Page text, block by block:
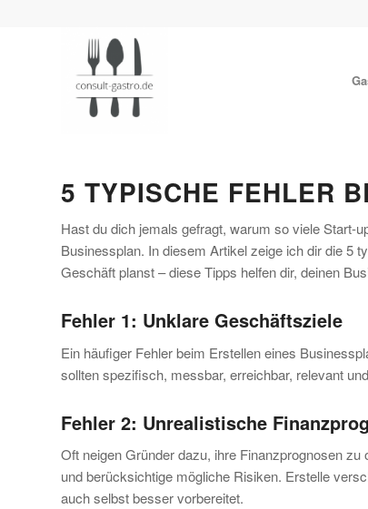
5 TYPISCHE FEHLER
Hast du dich jemals gefragt, warum so viele Start-
Businessplan. In diesem Artikel zeige ich dir die 5
Geschäft planst – diese Tipps helfen dir, deinen
Fehler 1: Unklare Geschäftsziele
Ein häufiger Fehler beim Erstellen eines
sollten spezifisch, messbar, erreichbar, relevant
Fehler 2: Unrealistische
Oft neigen Gründer dazu, ihre Finanzprognosen
und berücksichtige mögliche Risiken. Erstelle
auch selbst besser vorbereitet.